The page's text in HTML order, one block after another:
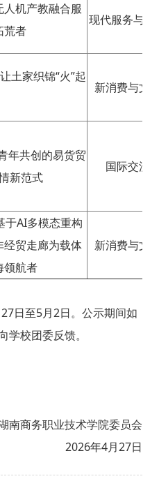
机产教融合服
荒者
现代服务与社
家织锦“火”起
新消费与文
年共创的易货贸
新范式
国际交流
AI多模态重构
贸走廊为载体
领航者
新消费与文
日至5月2日。公示期间如
校团委反馈。
南商务职业技术学院委员会
2026年4月27日